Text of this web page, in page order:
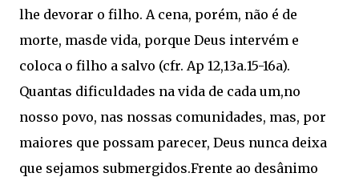
lhe devorar o filho. A cena, porém, não é de
morte, masde vida, porque Deus intervém e
coloca o filho a salvo (cfr. Ap 12,13a.15-16a).
Quantas dificuldades na vida de cada um,no
nosso povo, nas nossas comunidades, mas, por
maiores que possam parecer, Deus nunca deixa
que sejamos submergidos.Frente ao desânimo